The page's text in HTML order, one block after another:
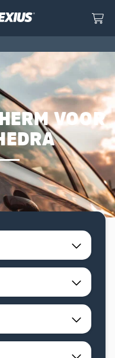
VOOR